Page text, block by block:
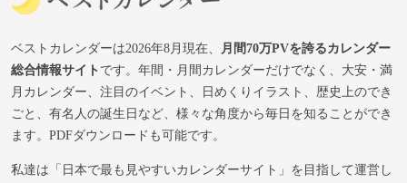
ベストカレンダーは2026年8月現在、
月間70万PVを誇るカレンダー
総合情報サイトです。年間・月間カレンダーだけでなく、大安・満
月カレンダー、注目のイベント、日めくりイラスト、歴史上のでき
ごと、有名人の誕生日など、様々な角度から毎日を知ることができ
ます。PDFダウンロードも可能です。
私達は「日本で最も見やすいカレンダーサイト」を目指して運営し